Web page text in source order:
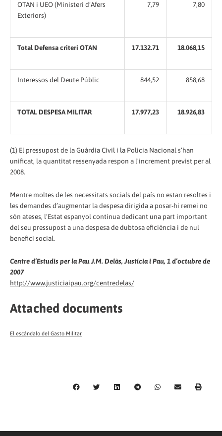
OTAN i UEO (Ministeri d’Afers
Exteriors)
7,79 7,80
Total Defensa criteri OTAN 17.132.71 18.068,15
Interessos del Deute Públic 844,52 858,68
TOTAL DESPESA MILITAR 17.977,23 18.926,83
(1) El pressupost de la Guàrdia Civil i la Policia Nacional s’han
unificat, la quantitat ressenyada respon a l'increment previst per al
2008.
Mentre moltes de les necessitats socials del país no estan resoltes i
les demandes d’augmentar la despesa dirigida a posar-hi remei no
són ateses, l’Estat espanyol continua dedicant una part important
del seu pressupost a una despesa de dubtosa eficiència i de nul
benefici social.
Centre d’Estudis per la Pau J.M. Delàs, Justícia i Pau, 1 d’octubre de
2007
http://www.justiciaipau.org/centredelas/
Attached documents
El escándalo del Gasto Militar